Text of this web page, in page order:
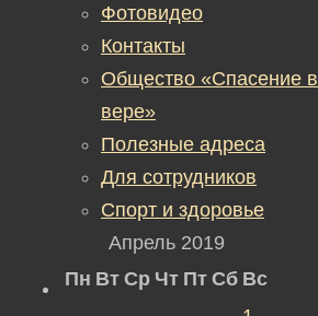
Фотовидео
Контакты
Общество «Спасение в
вере»
Полезные адреса
Для сотрудников
Спорт и здоровье
Апрель 2019
Пн Вт Ср Чт Пт Сб Вс